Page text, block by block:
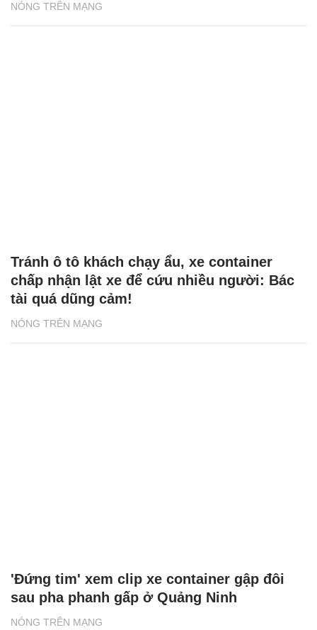
NÓNG TRÊN MẠNG
NÓNG TRÊN MẠNG
Tránh ô tô khách chạy ẩu, xe container
chấp nhận lật xe để cứu nhiều người: Bác
tài quá dũng cảm!
NÓNG TRÊN MẠNG
'Đứng tim' xem clip xe container gập đôi
sau pha phanh gấp ở Quảng Ninh